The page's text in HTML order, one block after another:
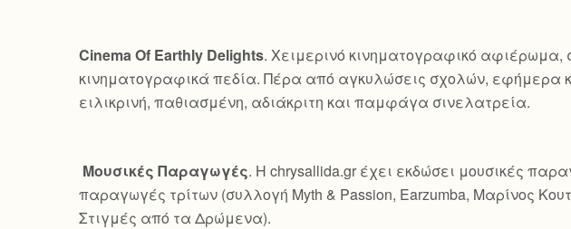
Cinema Of Earthly Delights. Χειμερινό κινηματογραφικό αφιέρωμα,
κινηματογραφικά πεδία. Πέρα από αγκυλώσεις σχολών, εφήμερα
ειλικρινή, παθιασμένη, αδιάκριτη και παμφάγα σινελατρεία.
Μουσικές Παραγωγές. Η chrysallida.gr έχει εκδώσει μουσικές
παραγωγές τρίτων (συλλογή Myth & Passion, Earzumba, Μαρίνος
Στιγμές από τα Δρώμενα).